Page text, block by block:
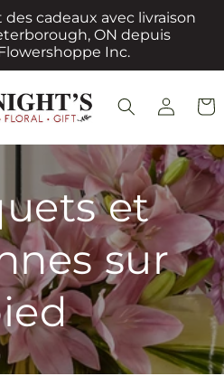
cadeaux avec livraison
ON depuis
Inc.
Connexion
et
sur